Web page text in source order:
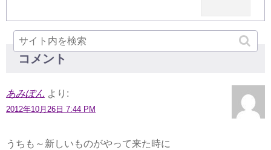
コメント
あみぽん より:
2012年10月26日 7:44 PM
うちも～新しいものがやって来た時に